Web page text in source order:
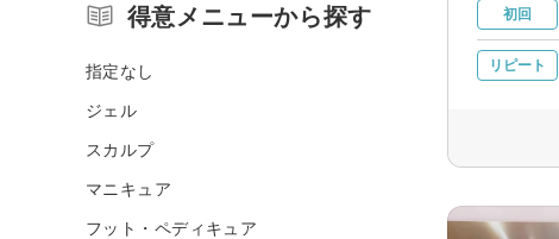
初回
リピート
得意メニューから探す
指定なし
ジェル
スカルプ
マニキュア
フット・ペディキュア